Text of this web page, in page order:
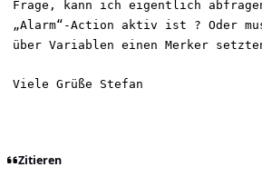
F rage, kann ich eigentlich
„Alarm“-Action aktiv ist ? Oder
über Variablen einen Merker
Viele Grüße Stefan
Zitieren